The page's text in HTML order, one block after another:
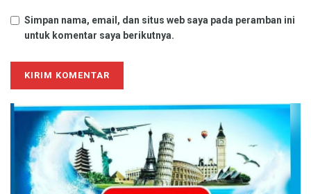
Simpan nama, email, dan situs web saya pada peramban ini
untuk komentar saya berikutnya.